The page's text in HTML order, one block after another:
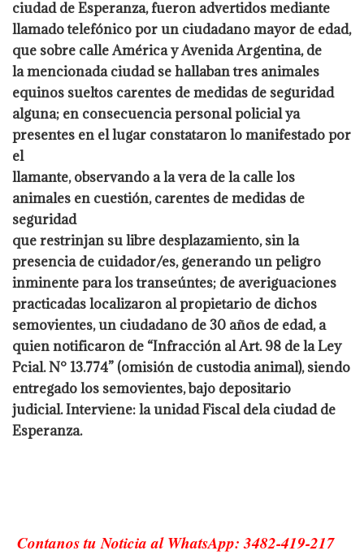
ciudad de Esperanza, fueron advertidos mediante
llamado telefónico por un ciudadano mayor de edad,
que sobre calle América y Avenida Argentina, de
la mencionada ciudad se hallaban tres animales
equinos sueltos carentes de medidas de seguridad
alguna; en consecuencia personal policial ya
presentes en el lugar constataron lo manifestado por
el
llamante, observando a la vera de la calle los
animales en cuestión, carentes de medidas de
seguridad
que restrinjan su libre desplazamiento, sin la
presencia de cuidador/es, generando un peligro
inminente para los transeúntes; de averiguaciones
practicadas localizaron al propietario de dichos
semovientes, un ciudadano de 30 años de edad, a
quien notificaron de “Infracción al Art. 98 de la Ley
Pcial. N° 13.774” (omisión de custodia animal), siendo
entregado los semovientes, bajo depositario
judicial. Interviene: la unidad Fiscal dela ciudad de
Esperanza.
Contanos tu Noticia al WhatsApp: 3482-419-217